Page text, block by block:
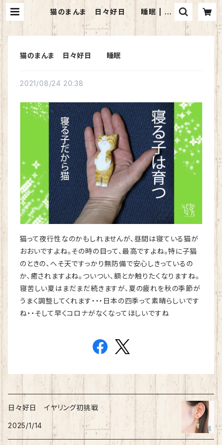
猫のまんま 日々好日 睡眠 | 猫
のまんま
猫のまんま 日々好日 睡眠
2021/08/24 20:38
猫って夜行性なのかもしれませんが、昼間は寝ている猫が
おおいですよね。その時の目って、最高ですよね。特に子猫
のときの、へそ天ですっかり無防備で安心しきっているの
か、癒されますよね。ついつい、額とか触りたくなりますね。
寝苦しい夏はまだまだ続きますが、夏の疲れを秋の季節が
うまく調整してくれます・・・日本の四季って素晴らしいです
ね・・そして早くコロナがなくなってほしいですね
日々好日 イヤリング初挑戦
2025/1/14